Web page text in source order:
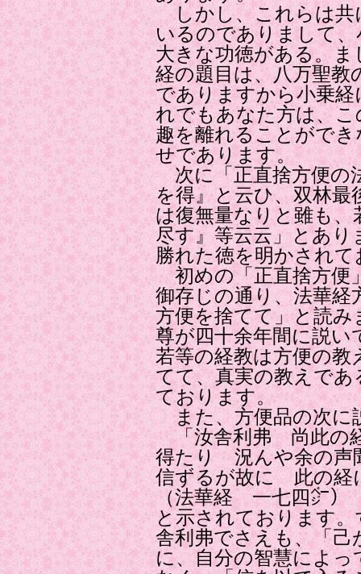
しかし、これらは共
いるのでありまして
大きな功徳がある。
経の題目は、八万聖教
でありますから小乗
れでもあなた方は、
趣を離れることがで
せであります。
次に「正直捨方便の
を得』と云ひ、双林最
は復無量なりと雖も、
尽す』等云云」とあ
勝れた徳を明かされて
初めの「正直捨方便
御存じの通り、法華経
方便を捨てて」と読
尊が四十余年間に説い
若等の経教は方便の
てて、真実の教えで
ております。
また、方便品の次に
「汝舎利弗 尚此の経
得たり 況んや余の声
信ずるが故に 此の経
（法華経 一七四㌻）
と示されております
舎利弗でさえも、「
に、自分の智慧によ